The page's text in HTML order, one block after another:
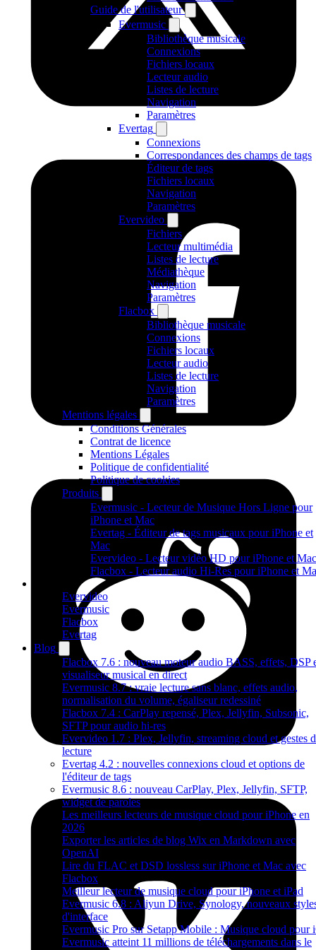
Guide de l'utilisateur
Evermusic
Bibliothèque musicale
Connexions
Fichiers locaux
Lecteur audio
Listes de lecture
Navigation
Paramètres
Evertag
Connexions
Correspondances des champs de tags
Éditeur de tags
Fichiers locaux
Navigation
Paramètres
Evervideo
Fichiers
Lecteur multimédia
Listes de lecture
Médiathèque
Navigation
Paramètres
Flacbox
Bibliothèque musicale
Connexions
Fichiers locaux
Lecteur audio
Listes de lecture
Navigation
Paramètres
Mentions légales
Conditions Générales
Contrat de licence
Mentions Légales
Politique de confidentialité
Politique de cookies
Produits
Evermusic - Lecteur de Musique Hors Ligne pour
iPhone et Mac
Evertag - Éditeur de tags musicaux pour iPhone et
Mac
Evervideo - Lecteur vidéo HD pour iPhone et Mac
Flacbox - Lecteur audio Hi-Res pour iPhone et
Evervideo
Evermusic
Flacbox
Evertag
Blog
Flacbox 7.6 : nouveau moteur audio BASS, effets, DSP
visualiseur musical en direct
Evermusic 8.7 : vraie lecture sans blanc, effets audio,
normalisation du volume, égaliseur redessiné
Flacbox 7.4 : CarPlay repensé, Plex, Jellyfin, Subsonic,
SFTP pour audio hi-res
Evervideo 1.7 : Plex, Jellyfin, streaming cloud et gestes
lecture
Evertag 4.2 : nouvelles connexions cloud et options de
l'éditeur de tags
Evermusic 8.6 : nouveau CarPlay, Plex, Jellyfin, SFTP,
widget de paroles
Les meilleurs lecteurs de musique cloud pour iPhone en
2026
Exporter les articles de blog Wix en Markdown avec
OpenAI
Lire du FLAC et DSD lossless sur iPhone et Mac avec
Flacbox
Meilleur lecteur de musique cloud pour iPhone et iPad
Evermusic 6.8 : Aliyun Drive, Synology, nouveaux
d'interface
Evermusic Pro sur Setapp Mobile : Musique cloud pour
Evermusic atteint 11 millions de téléchargements dans le